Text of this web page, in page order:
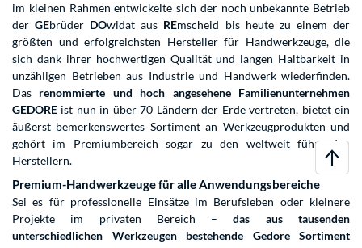
im kleinen Rahmen entwickelte sich der noch unbekannte Betrieb
derGEbrüder DOwidat aus REmscheid bis heute zu einem der
größten und erfolgreichsten Hersteller für Handwerkzeuge, die
sich dank ihrer hochwertigen Qualität und langen Haltbarkeit in
unzähligen Betrieben aus Industrie und Handwerk wiederfinden.
Das renommierte und hoch angesehene Familienunternehmen
GEDORE ist nun in über 70 Ländern der Erde vertreten, bietet ein
äußerst bemerkenswertes Sortiment an Werkzeugprodukten und
gehört im Premiumbereich sogar zu den weltweit führenden
Herstellern.
Premium-Handwerkzeuge für alle Anwendungsbereiche
Sei es für professionelle Einsätze im Berufsleben oder kleinere
Projekte im privaten Bereich –das aus tausenden
unterschiedlichen Werkzeugen bestehende Gedore Sortiment